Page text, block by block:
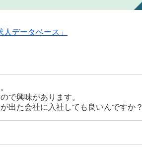
データベース」
で興味があります。
出た会社に入社しても良いんですか？